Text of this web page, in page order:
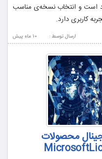
است و انتخاب نسخه‌ی مناسب
کاربری دارد.
10 ماه پيش ارسال توسط :
محصولات